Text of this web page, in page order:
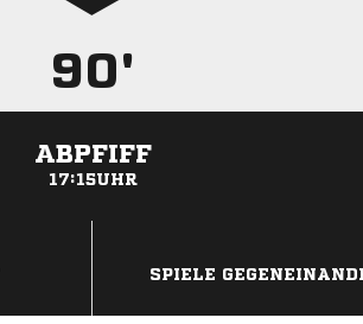
90'
ABPFIFF
17:15UHR
SPIELE